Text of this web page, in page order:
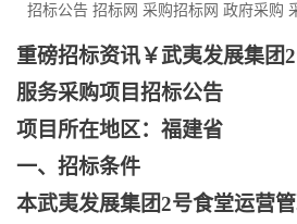
招标公告 招标网 采购招标网 政府采购
重磅招标资讯￥武夷发展集团
服务采购项目招标公告
项目所在地区：福建省
一、招标条件
本武夷发展集团2号食堂运营